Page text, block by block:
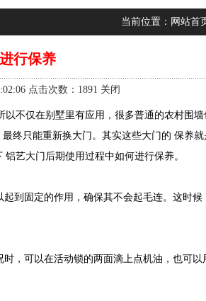
当前位置： 网站首
行保养
点击次数：1891 关闭
不仅在别墅里有应用，很多普通的农村围
终只能重新换大门。其实这些大门的 保养
艺大门后期使用过程中如何进行保养。
到固定的作用，确保其不会起毛连。这时候
，可以在活动锁的两面滴上点机油，也可以